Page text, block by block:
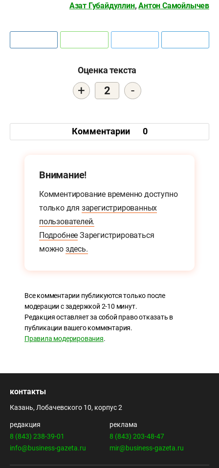
Азат Губайдуллин,Антон Самойлычев
Оценка текста
+ 2 -
Комментарии 0
Внимание!
Комментирование временно доступно
только для зарегистрированных
пользователей.
Подробнее Зарегистрироваться
можно здесь.
Все комментарии публикуются только после
модерации с задержкой 2-10 минут.
Редакция оставляет за собой право отказать в
публикации вашего комментария.
Правила модерирования.
контакты
Казань, Лобачевского 10, корпус 2
редакция
8 (843) 238-39-01
info@business-gazeta.ru
реклама
8 (843) 203-48-47
mir@business-gazeta.ru